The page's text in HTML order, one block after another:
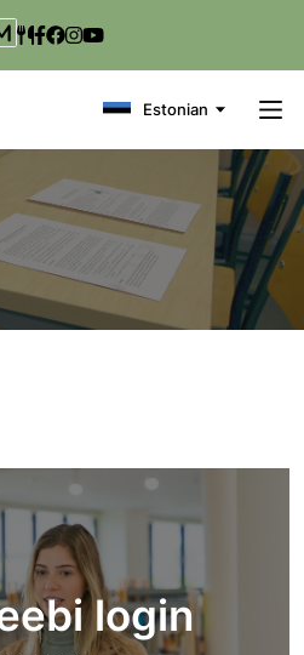
Estonian
login